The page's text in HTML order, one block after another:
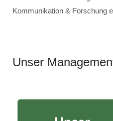
Kommunikation & Forschung
Unser